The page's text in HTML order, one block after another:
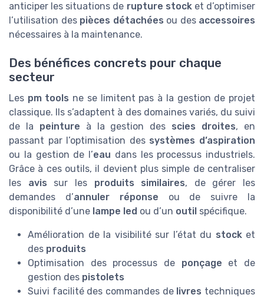
anticiper les situations de rupture stocket d’optimiser
l’utilisation des pièces détachées ou des accessoires
nécessaires à la maintenance.
Des bénéfices concrets pour chaque
secteur
Les pm tools ne se limitent pas à la gestion de projet
classique. Ils s’adaptent à des domaines variés, du suivi
de la peinture à la gestion des scies droites, en
passant par l’optimisation des systèmes d’aspiration
ou la gestion de l’eau dans les processus industriels.
Grâce à ces outils, il devient plus simple de centraliser
les avis sur les produits similaires, de gérer les
demandes d’annuler réponse ou de suivre la
disponibilité d’une lampe led ou d’un outil spécifique.
Amélioration de la visibilité sur l’état du stocket
des produits
Optimisation des processus de ponçage et de
gestion des pistolets
Suivi facilité des commandes de livres techniques